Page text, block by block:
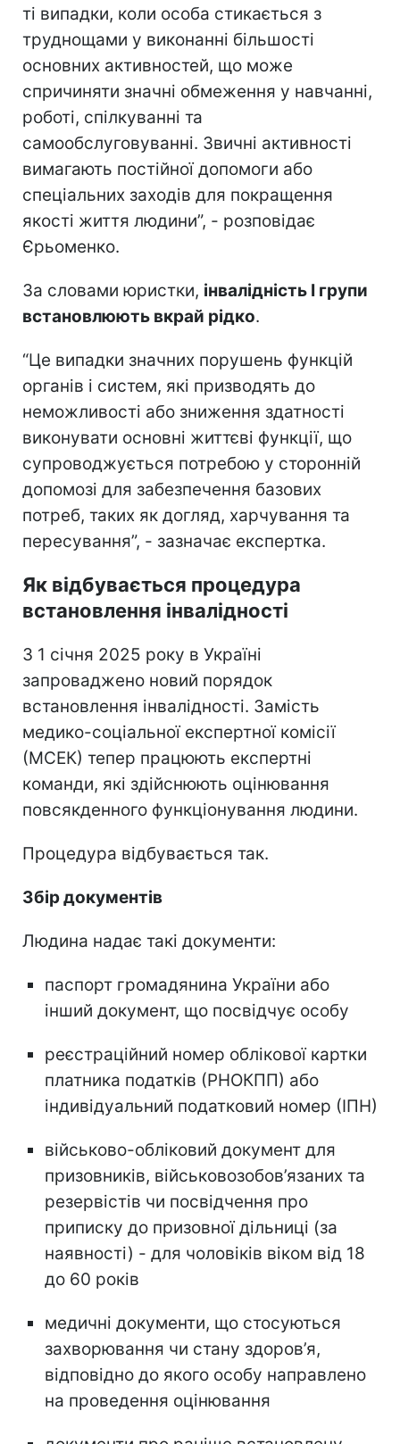
ті випадки, коли особа стикається з
труднощами у виконанні більшості
основних активностей, що може
спричиняти значні обмеження у навчанні,
роботі, спілкуванні та
самообслуговуванні. Звичні активності
вимагають постійної допомоги або
спеціальних заходів для покращення
якості життя людини”, - розповідає
Єрьоменко.
За словами юристки, інвалідність І групи
встановлюють вкрай рідко.
“Це випадки значних порушень функцій
органів і систем, які призводять до
неможливості або зниження здатності
виконувати основні життєві функції, що
супроводжується потребою у сторонній
допомозі для забезпечення базових
потреб, таких як догляд, харчування та
пересування”, - зазначає експертка.
Як відбувається процедура
встановлення інвалідності
З 1 січня 2025 року в Україні
запроваджено новий порядок
встановлення інвалідності. Замість
медико-соціальної експертної комісії
(МСЕК) тепер працюють експертні
команди, які здійснюють оцінювання
повсякденного функціонування людини.
Процедура відбувається так.
Збір документів
Людина надає такі документи:
паспорт громадянина України або
інший документ, що посвідчує особу
реєстраційний номер облікової картки
платника податків (РНОКПП) або
індивідуальний податковий номер (ІПН)
військово-обліковий документ для
призовників, військовозобов’язаних та
резервістів чи посвідчення про
приписку до призовної дільниці (за
наявності) - для чоловіків віком від 18
до 60 років
медичні документи, що стосуються
захворювання чи стану здоров’я,
відповідно до якого особу направлено
на проведення оцінювання